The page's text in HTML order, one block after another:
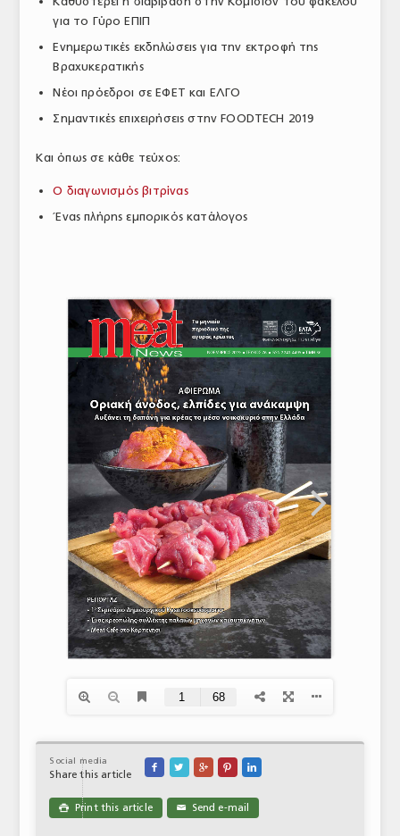
ΕΥΡΩΠΑΪΚΗ ΝΟΜΟΘΕΣΙΑ
ΤΟ ΠΕΡΙΟΔΙΚΟ
Profile
ΑΡΧΕΙΟ ΤΕΥΧΩΝ
ΣΥΝΕΔΡΙΟ ΚΡΕΑΤΟΣ
για το Γύρο ΕΠΙΠ
Ενημερωτικές εκδηλώσεις για την εκτροφή της
Βραχυκερατικής
Νέοι πρόεδροι σε ΕΦΕΤ και ΕΛΓΟ
Σημαντικές επιχειρήσεις στην FOODTECH 2019
Και όπως σε κάθε τεύχος:
Ο διαγωνισμός βιτρίνας
Ένας πλήρης εμπορικός κατάλογος
Social media
Share this article
    
 Print this article ✉ Send e-mail